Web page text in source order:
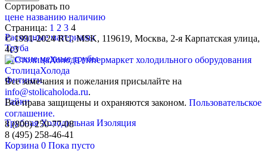
Расходные материалы
Труба
Русские медные трубы
Фитинги
Гайки
Трубная Холодильная Изоляция
Сортировать по
цене названию наличию
Страница: 1 2 3 4
©1991-2024RU,MSK, 119619, Москва, 2-я Карпатская улица,
4с3
СтолицаХолода
Все замечания и пожелания присылайте на
info@stolicaholoda.ru.
Все права защищены и охраняются законом. Пользовательское
соглашение.
8 (800) 250-77-08
8 (495) 258-46-41
Корзина 0 Пока пусто